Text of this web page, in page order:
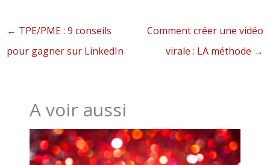
← TPE/PME : 9 conseils
pour gagner sur LinkedIn
Comment créer une vidéo
virale : LA méthode →
A voir aussi